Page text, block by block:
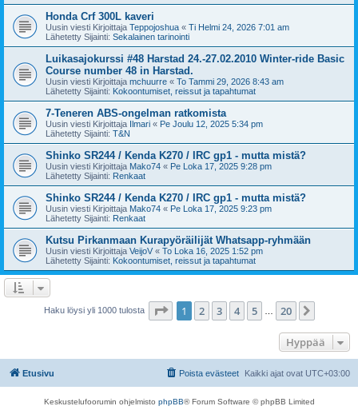
Honda Crf 300L kaveri
Uusin viesti Kirjoittaja Teppojoshua « Ti Helmi 24, 2026 7:01 am
Lähetetty Sijainti: Sekalainen tarinointi
Luikasajokurssi #48 Harstad 24.-27.02.2010 Winter-ride Basic
Course number 48 in Harstad.
Uusin viesti Kirjoittaja mchuurre « To Tammi 29, 2026 8:43 am
Lähetetty Sijainti: Kokoontumiset, reissut ja tapahtumat
7-Teneren ABS-ongelman ratkomista
Uusin viesti Kirjoittaja Ilmari « Pe Joulu 12, 2025 5:34 pm
Lähetetty Sijainti: T&N
Shinko SR244 / Kenda K270 / IRC gp1 - mutta mistä?
Uusin viesti Kirjoittaja Mako74 « Pe Loka 17, 2025 9:28 pm
Lähetetty Sijainti: Renkaat
Shinko SR244 / Kenda K270 / IRC gp1 - mutta mistä?
Uusin viesti Kirjoittaja Mako74 « Pe Loka 17, 2025 9:23 pm
Lähetetty Sijainti: Renkaat
Kutsu Pirkanmaan Kurapyöräilijät Whatsapp-ryhmään
Uusin viesti Kirjoittaja VeijoV « To Loka 16, 2025 1:52 pm
Lähetetty Sijainti: Kokoontumiset, reissut ja tapahtumat
Haku löysi yli 1000 tulosta Sivu /20
1 2 3 4 5 20
Hyppää
Etusivu Kaikki ajat ovat UTC+03:00
Poista evästeet
Keskustelufoorumin ohjelmisto phpBB® Forum Software © phpBB Limited